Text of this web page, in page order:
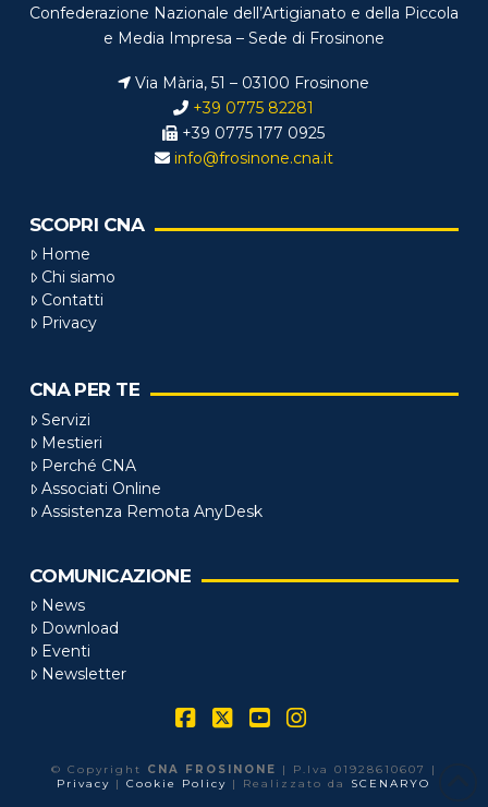
Confederazione Nazionale dell’Artigianato e della Piccola
e Media Impresa – Sede di Frosinone
Via Mària, 51 – 03100 Frosinone
+39 0775 82281
+39 0775 177 0925
info@frosinone.cna.it
SCOPRI CNA
Home
Chi siamo
Contatti
Privacy
CNA PER TE
Servizi
Mestieri
Perché CNA
Associati Online
Assistenza Remota AnyDesk
COMUNICAZIONE
News
Download
Eventi
Newsletter
© Copyright CNA FROSINONE
| P.Iva 01928610607 |
Privacy |Cookie Policy | Realizzato da SCENARYO